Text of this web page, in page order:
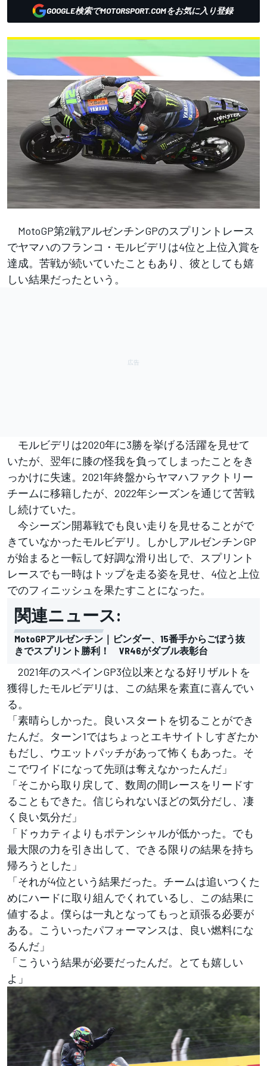
GOOGLE検索でMOTORSPORT.COMをお気に入り登録
MotoGP第2戦アルゼンチンGPのスプリントレース
でヤマハのフランコ・モルビデリは4位と上位入賞を
達成。苦戦が続いていたこともあり、彼としても嬉
しい結果だったという。
モルビデリは2020年に3勝を挙げる活躍を見せて
いたが、翌年に膝の怪我を負ってしまったことをき
っかけに失速。2021年終盤からヤマハファクトリー
チームに移籍したが、2022年シーズンを通じて苦戦
し続けていた。
今シーズン開幕戦でも良い走りを見せることがで
きていなかったモルビデリ。しかしアルゼンチンGP
が始まると一転して好調な滑り出しで、スプリント
レースでも一時はトップを走る姿を見せ、4位と上位
でのフィニッシュを果たすことになった。
関連ニュース:
MotoGPアルゼンチン｜ビンダー、15番手からごぼう抜
きでスプリント勝利！ VR46がダブル表彰台
2021年のスペインGP3位以来となる好リザルトを
獲得したモルビデリは、この結果を素直に喜んでい
る。
「素晴らしかった。良いスタートを切ることができ
たんだ。ターン1ではちょっとエキサイトしすぎたか
もだし、ウエットパッチがあって怖くもあった。そ
こでワイドになって先頭は奪えなかったんだ」
「そこから取り戻して、数周の間レースをリードす
ることもできた。信じられないほどの気分だし、凄
く良い気分だ」
「ドゥカティよりもポテンシャルが低かった。でも
最大限の力を引き出して、できる限りの結果を持ち
帰ろうとした」
「それが4位という結果だった。チームは追いつくた
めにハードに取り組んでくれているし、この結果に
値するよ。僕らは一丸となってもっと頑張る必要が
ある。こういったパフォーマンスは、良い燃料にな
るんだ」
「こういう結果が必要だったんだ。とても嬉しい
よ」